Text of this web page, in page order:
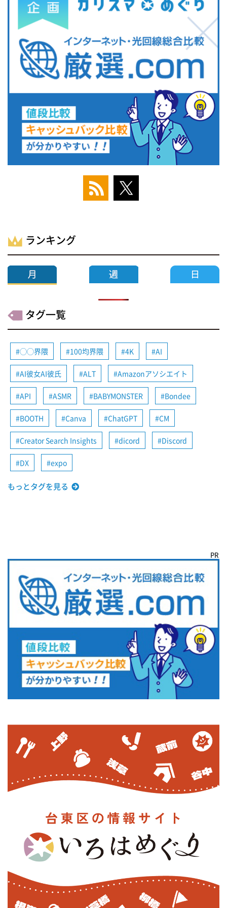
ランキング
タグ一覧
◯◯界隈 100均界隈 4K AI
AI彼女AI彼氏 ALT Amazonアソシエイト
API ASMR BABYMONSTER Bondee
BOOTH Canva ChatGPT CM
Creator Search Insights dicord Discord
DX expo
もっとタグを見る
PR